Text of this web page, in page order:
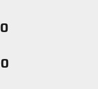

